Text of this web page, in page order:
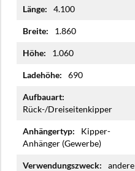
4.100
1.860
1.060
690
Rück-/Dreiseitenkipper
Kipper-
Anhänger (Gewerbe)
andere